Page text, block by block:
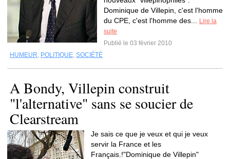
Dominique de Villepin, c'est l'homme
du CPE, c'est l'homme des...
Lire la
suite
Publié le 03 février 2010
HUMEUR, POLITIQUE, SOCIÉTÉ
A Bondy, Villepin construit
"l'alternative" sans se soucier de
Clearstream
Je sais ce que je veux et qui je veux
servir la France et les
Français.!"Dominique de Villepin"